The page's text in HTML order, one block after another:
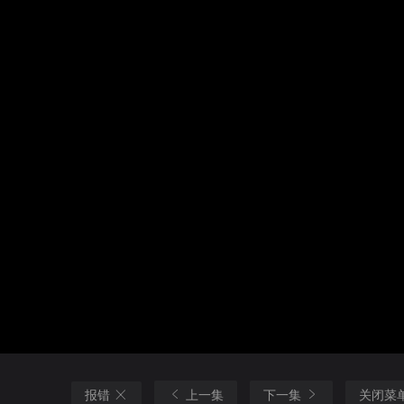
报错 上一集 下一集 关闭菜